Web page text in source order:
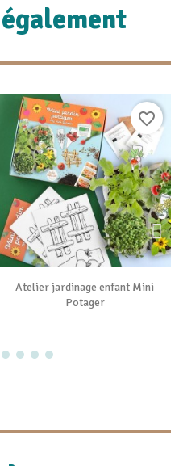
Atelier jardinage enfant Mini
Potager
favorite_border